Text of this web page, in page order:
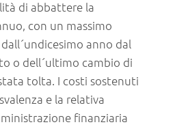
di abbattere la
con un massimo
anno dal
o dell´ultimo cambio di
tolta. I costi sostenuti
e la relativa
finanziaria